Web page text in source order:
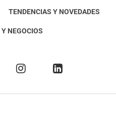
TENDENCIAS Y NOVEDADES
NEGOCIOS